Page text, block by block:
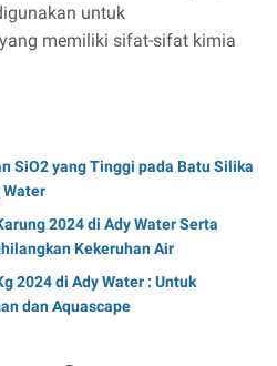
untuk
memiliki sifat-sifat kimia
SiO2 yang Tinggi pada Batu Silika
Water
2024 di Ady Water Serta
Kekeruhan Air
2024 di Ady Water : Untuk
dan Aquascape